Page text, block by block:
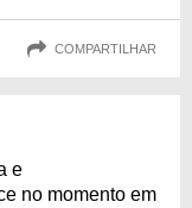
COMPARTILHAR
e
no momento em